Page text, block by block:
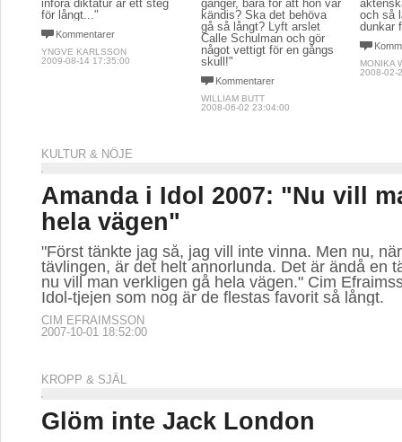
införa diktatur är ett steg
för långt..."
Kommentarer
YNGVE KARLSSON
2009-08-14 17:35:00
gånger, bara för att hon var
kändis? Ska det behöva
gå så långt? Lyft arslet
Calle Schulman och gör
något vettigt för en gångs
skull!"
Kommentarer
WILLIAM BUTT
2008-06-02 23:04:00
och så
dunkar
MONIKA
2008-02-
KULTUR & NÖJE
Amanda i Idol 2007: "Nu vill
hela vägen"
"Först tänkte jag så, jag vill inte vinna. Men nu,
tävlingen, är det helt annorlunda. Det är ändå en
nu vill man verkligen gå hela vägen." Cim
Idol-tjejen som nog är de flestas favorit så långt.
CIM EFRAIMSSON
2007-10-01 18:52:00
KROPP & SJÄL
Glöm inte Jack London